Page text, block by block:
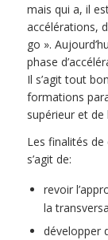
mais qui a, il
accélérations,
go ».
phase
Il s’agit tout
formations
supérieur et de
Les finalités
s’agit de:
revoir
la
développer